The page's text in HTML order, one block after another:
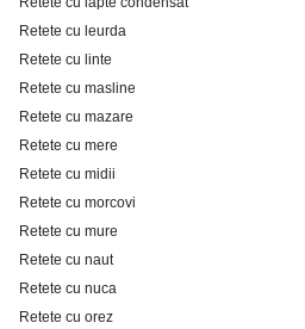
Retete cu leurda
Retete cu linte
Retete cu masline
Retete cu mazare
Retete cu mere
Retete cu midii
Retete cu morcovi
Retete cu mure
Retete cu naut
Retete cu nuca
Retete cu orez